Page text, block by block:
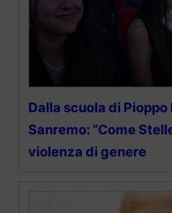
Dalla scuola di
Sanremo: “Come
violenza di genere